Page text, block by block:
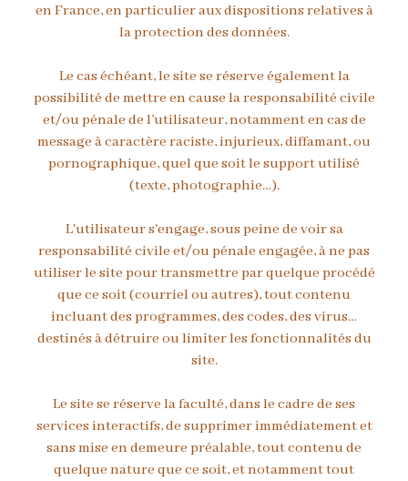
en France, en particulier aux dispositions relatives à
la protection des données.
Le cas échéant, le site se réserve également la
possibilité de mettre en cause la responsabilité civile
et/ou pénale de l’utilisateur, notamment en cas de
message à caractère raciste, injurieux, diffamant, ou
pornographique, quel que soit le support utilisé
(texte, photographie…).
L'utilisateur s'engage, sous peine de voir sa
responsabilité civile et/ou pénale engagée, à ne pas
utiliser le site pour transmettre par quelque procédé
que ce soit (courriel ou autres), tout contenu
incluant des programmes, des codes, des virus…
destinés à détruire ou limiter les fonctionnalités du
site.
Le site se réserve la faculté, dans le cadre de ses
services interactifs, de supprimer immédiatement et
sans mise en demeure préalable, tout contenu de
quelque nature que ce soit, et notamment tout